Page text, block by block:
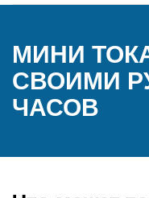
МИНИ
СВОИМИ
ЧАСОВ